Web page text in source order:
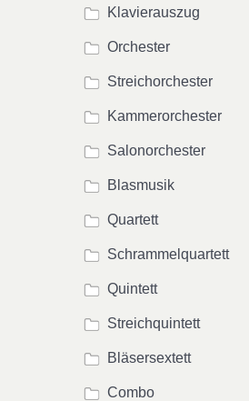
Klavierauszug
Orchester
Streichorchester
Kammerorchester
Salonorchester
Blasmusik
Quartett
Schrammelquartett
Quintett
Streichquintett
Bläsersextett
Combo